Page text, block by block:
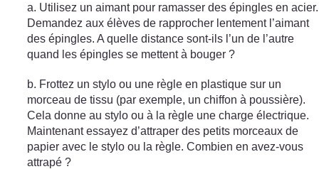
a. Utilisez un aimant pour ramasser des épingles en acier.
Demandez aux élèves de rapprocher lentement l’aimant
des épingles. A quelle distance sont-ils l’un de l’autre
quand les épingles se mettent à bouger ?
b. Frottez un stylo ou une règle en plastique sur un
morceau de tissu (par exemple, un chiffon à poussière).
Cela donne au stylo ou à la règle une charge électrique.
Maintenant essayez d’attraper des petits morceaux de
papier avec le stylo ou la règle. Combien en avez-vous
attrapé ?